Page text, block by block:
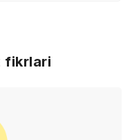
fikrlari